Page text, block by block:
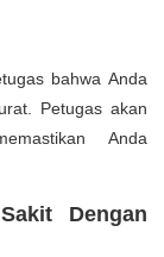
bahwa Anda
Petugas akan
Anda
Dengan